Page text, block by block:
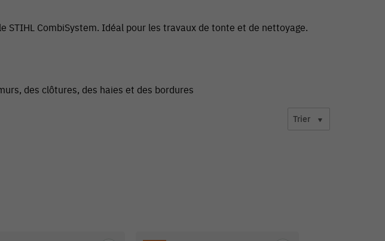
STIHL CombiSystem. Idéal pour les travaux de tonte et de nettoyage.
des clôtures, des haies et des bordures
Trier